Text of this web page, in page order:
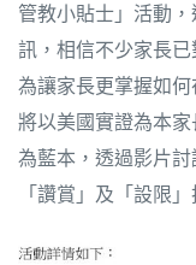
管教小貼士」活動
訊，相信不少家長
為讓家長更掌握如
將以美國實證為本家
為藍本，透過影片
「讚賞」及「設限
兒正